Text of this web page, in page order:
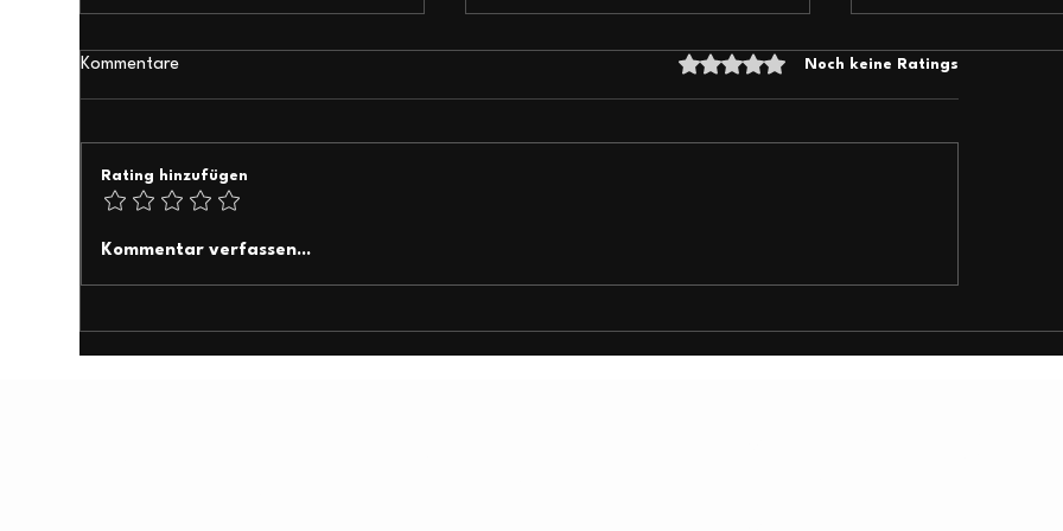
𝑹ü𝒄𝒌𝒃𝒍𝒊𝒄𝒌 𝒂𝒖𝒇 𝒅𝒊𝒆 𝑩𝑰𝑻𝑺 &
Kommentare Mit 0 von 5 Sternen bewertet.
Noch keine Ratings
Rating hinzufügen
Kommentar verfassen...